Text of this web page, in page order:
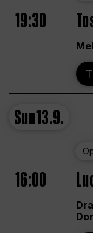
19:30
Sun13.9.
16:00